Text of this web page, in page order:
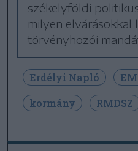
székelyföldi
milyen elvárásokkal
törvényhozói
Erdélyi Napló
kormány
RMDSZ